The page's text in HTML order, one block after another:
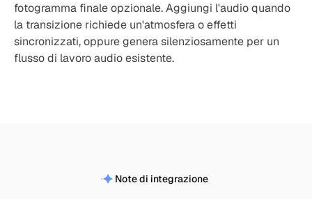
fotogramma finale opzionale. Aggiungi l'audio quando
la transizione richiede un'atmosfera o effetti
sincronizzati, oppure genera silenziosamente per un
flusso di lavoro audio esistente.
Note di integrazione